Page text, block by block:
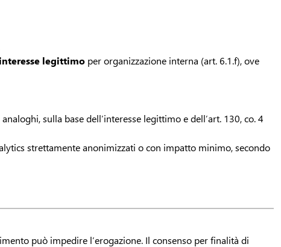
interesse legittimo per organizzazione interna (art. 6.1.f), ove
sulla base dell’interesse legittimo e dell’art. 130, co. 4
strettamente anonimizzati o con impatto minimo, secondo
può impedire l’erogazione. Il consenso per finalità di